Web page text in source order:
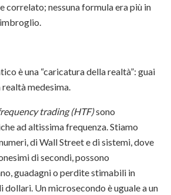
correlato; nessuna formula era più in
è una “caricatura della realtà”: guai
medesima.
trading (HTF)sono
ad altissima frequenza. Stiamo
di Wall Street e di sistemi, dove
di secondi, possono
guadagni o perdite stimabili in
dollari. Un microsecondo è uguale a un